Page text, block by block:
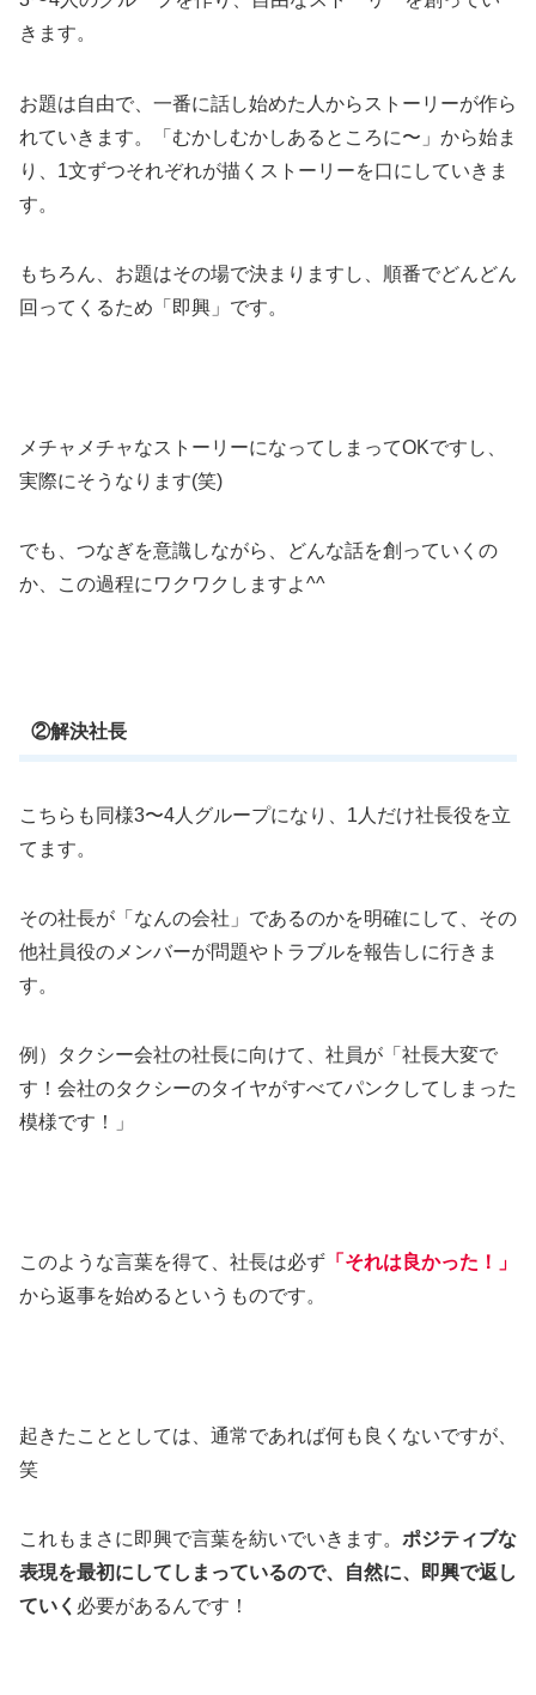
きます。
お題は自由で、一番に話し始めた人からストーリーが作ら
れていきます。「むかしむかしあるところに〜」から始ま
り、1文ずつそれぞれが描くストーリーを口にしていきま
す。
もちろん、お題はその場で決まりますし、順番でどんどん
回ってくるため「即興」です。
メチャメチャなストーリーになってしまってOKですし、
実際にそうなります(笑)
でも、つなぎを意識しながら、どんな話を創っていくの
か、この過程にワクワクしますよ^^
②解決社長
こちらも同様3〜4人グループになり、1人だけ社長役を立
てます。
その社長が「なんの会社」であるのかを明確にして、その
他社員役のメンバーが問題やトラブルを報告しに行きま
す。
例）タクシー会社の社長に向けて、社員が「社長大変で
す！会社のタクシーのタイヤがすべてパンクしてしまった
模様です！」
このような言葉を得て、社長は必ず 「それは良かった！」
から返事を始めるというものです。
起きたこととしては、通常であれば何も良くないですが、
笑
これもまさに即興で言葉を紡いでいきます。 ポジティブな
表現を最初にしてしまっているので、自然に、即興で返し
ていく 必要があるんです！